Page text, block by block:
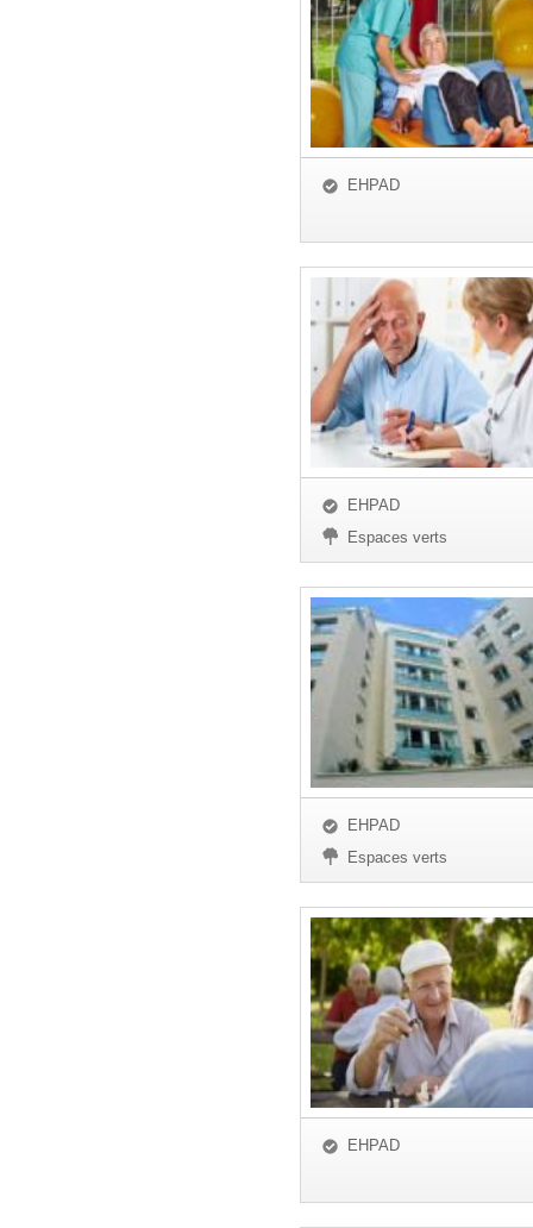
EHPAD
EHPAD
Espaces verts
EHPAD
Espaces verts
EHPAD